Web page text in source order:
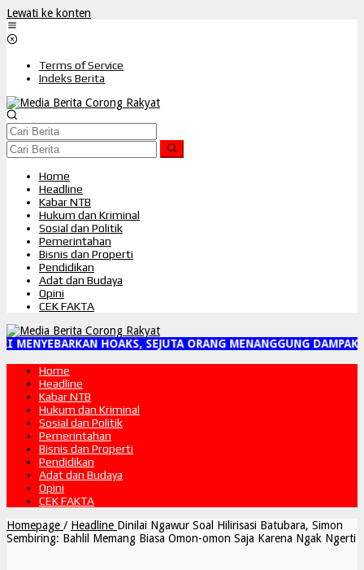
Lewati ke konten
Terms of Service
Indeks Berita
Home
Headline
Kabar NTB
Hukum dan Kriminal
Sosial dan Politik
Pemerintahan
Bisnis dan Properti
Pendidikan
Adat dan Budaya
Opini
CEK FAKTA
HOAKS, SEJUTA ORANG MENANGGUNG
Home
Headline
Kabar NTB
Hukum dan Kriminal
Sosial dan Politik
Pemerintahan
Bisnis dan Properti
Pendidikan
Adat dan Budaya
Opini
CEK FAKTA
Homepage / Headline Dinilai Ngawur Soal Hilirisasi Batubara, Simon
Sembiring: Bahlil Memang Biasa Omon-omon Saja Karena Ngak Ngerti